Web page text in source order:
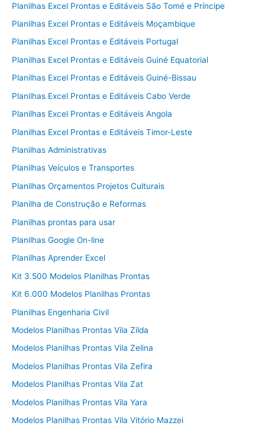
Planilhas Excel Prontas e Editáveis São Tomé e Príncipe
Planilhas Excel Prontas e Editáveis Moçambique
Planilhas Excel Prontas e Editáveis Portugal
Planilhas Excel Prontas e Editáveis Guiné Equatorial
Planilhas Excel Prontas e Editáveis Guiné-Bissau
Planilhas Excel Prontas e Editáveis Cabo Verde
Planilhas Excel Prontas e Editáveis Angola
Planilhas Excel Prontas e Editáveis Timor-Leste
Planilhas Administrativas
Planilhas Veículos e Transportes
Planilhas Orçamentos Projetos Culturais
Planilha de Construção e Reformas
Planilhas prontas para usar
Planilhas Google On-line
Planilhas Aprender Excel
Kit 3.500 Modelos Planilhas Prontas
Kit 6.000 Modelos Planilhas Prontas
Planilhas Engenharia Civil
Modelos Planilhas Prontas Vila Zilda
Modelos Planilhas Prontas Vila Zelina
Modelos Planilhas Prontas Vila Zefira
Modelos Planilhas Prontas Vila Zat
Modelos Planilhas Prontas Vila Yara
Modelos Planilhas Prontas Vila Vitório Mazzei